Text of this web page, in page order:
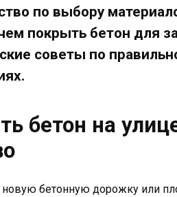
по выбору
покрыть бетон для
советы по
бетон на
новую бетонную дорожку или